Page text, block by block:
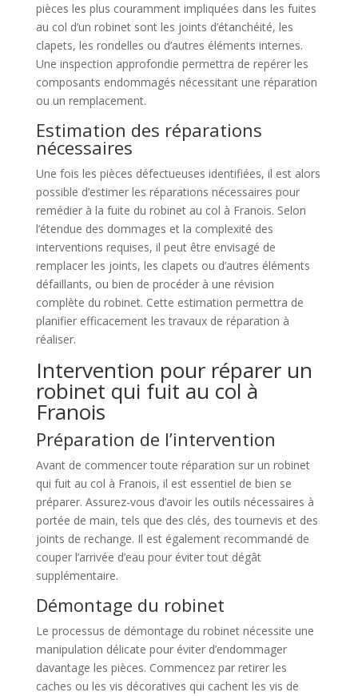
pièces les plus couramment impliquées dans les fuites
au col d’un robinet sont les joints d’étanchéité, les
clapets, les rondelles ou d’autres éléments internes.
Une inspection approfondie permettra de repérer les
composants endommagés nécessitant une réparation
ou un remplacement.
Estimation des réparations
nécessaires
Une fois les pièces défectueuses identifiées, il est alors
possible d’estimer les réparations nécessaires pour
remédier à la fuite du robinet au col à Franois. Selon
l’étendue des dommages et la complexité des
interventions requises, il peut être envisagé de
remplacer les joints, les clapets ou d’autres éléments
défaillants, ou bien de procéder à une révision
complète du robinet. Cette estimation permettra de
planifier efficacement les travaux de réparation à
réaliser.
Intervention pour réparer un
robinet qui fuit au col à
Franois
Préparation de l’intervention
Avant de commencer toute réparation sur un robinet
qui fuit au col à Franois, il est essentiel de bien se
préparer. Assurez-vous d’avoir les outils nécessaires à
portée de main, tels que des clés, des tournevis et des
joints de rechange. Il est également recommandé de
couper l’arrivée d’eau pour éviter tout dégât
supplémentaire.
Démontage du robinet
Le processus de démontage du robinet nécessite une
manipulation délicate pour éviter d’endommager
davantage les pièces. Commencez par retirer les
caches ou les vis décoratives qui cachent les vis de